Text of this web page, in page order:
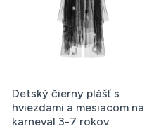
Detský čierny plášť s
hviezdami a mesiacom na
karneval 3-7 rokov